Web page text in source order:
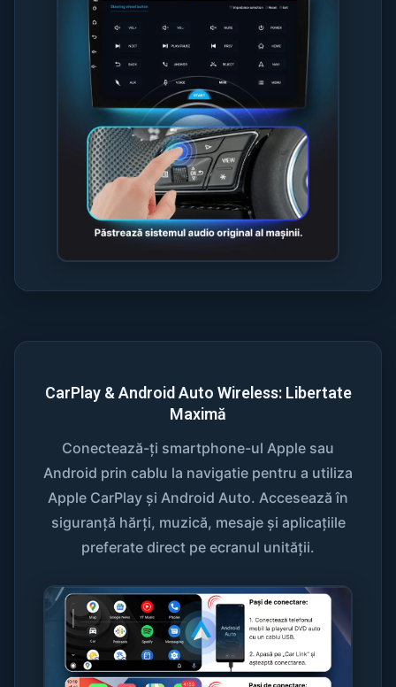
CarPlay & Android Auto Wireless: Libertate
Maximă
Conectează-ți smartphone-ul Apple sau
Android prin cablu la navigatie pentru a utiliza
Apple CarPlay și Android Auto. Accesează în
siguranță hărți, muzică, mesaje și aplicațiile
preferate direct pe ecranul unității.